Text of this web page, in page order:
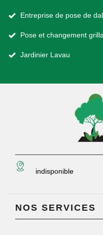
Entreprise de pose de
Pose et changement
Jardinier Lavau
indisponible
NOS SERVICES